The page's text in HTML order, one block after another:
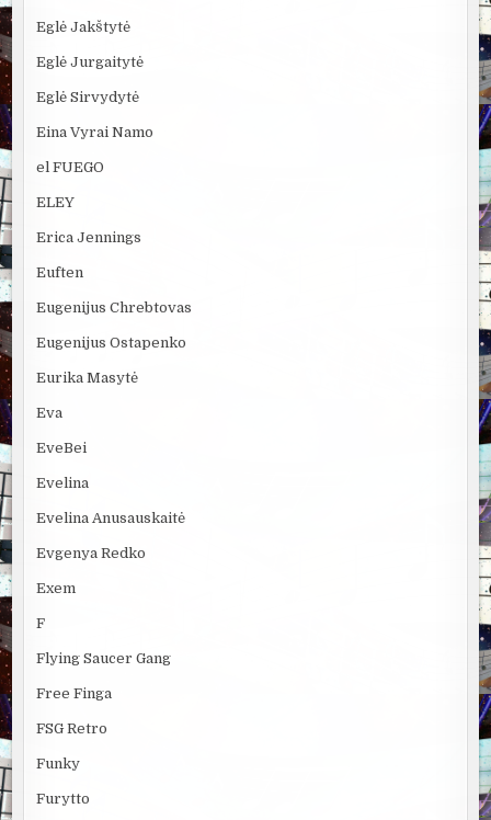
Eglė Jakštytė
Eglė Jurgaitytė
Eglė Sirvydytė
Eina Vyrai Namo
el FUEGO
ELEY
Erica Jennings
Euften
Eugenijus Chrebtovas
Eugenijus Ostapenko
Eurika Masytė
Eva
EveBei
Evelina
Evelina Anusauskaitė
Evgenya Redko
Exem
F
Flying Saucer Gang
Free Finga
FSG Retro
Funky
Furytto